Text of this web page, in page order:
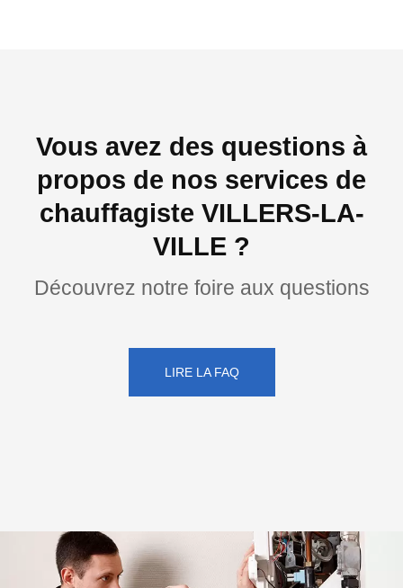
Vous avez des questions à
propos de nos services de
chauffagiste VILLERS-LA-
VILLE ?
Découvrez notre foire aux questions
LIRE LA FAQ